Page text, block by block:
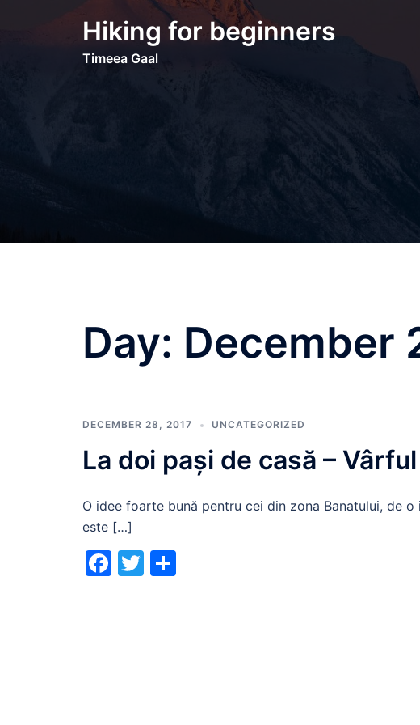
Hiking for beginners
Timeea Gaal
Day: December
DECEMBER 28, 2017 UNCATEGORIZED
La doi pași de casă –
O idee foarte bună pentru cei din zona Banatului, de
este […]
Facebook
Twitter